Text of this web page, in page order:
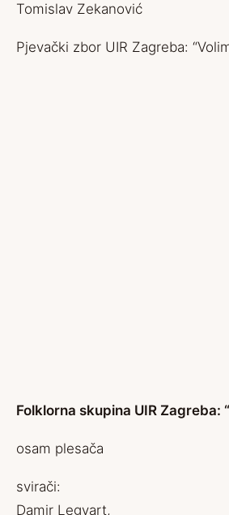
Tomislav Zekanović
Pjevački zbor UIR Zagreba:
Folklorna skupina UIR
osam plesača
svirači:
Damir Legvart,